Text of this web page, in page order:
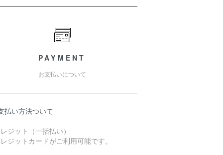
PAYMENT
お支払いについて
払い方法ついて
レジット（一括払い）
ジットカードがご利用可能です。